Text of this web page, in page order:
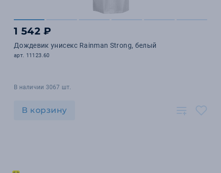
1 542 ₽
Дождевик унисекс Rainman Strong, белый
арт. 11123.60
В наличии 3067 шт.
В корзину